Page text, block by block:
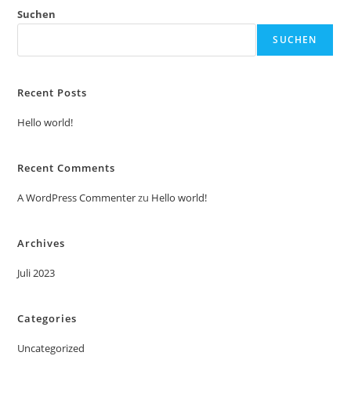
Suchen
SUCHEN
Recent Posts
Hello world!
Recent Comments
A WordPress Commenterzu Hello world!
Archives
Juli 2023
Categories
Uncategorized